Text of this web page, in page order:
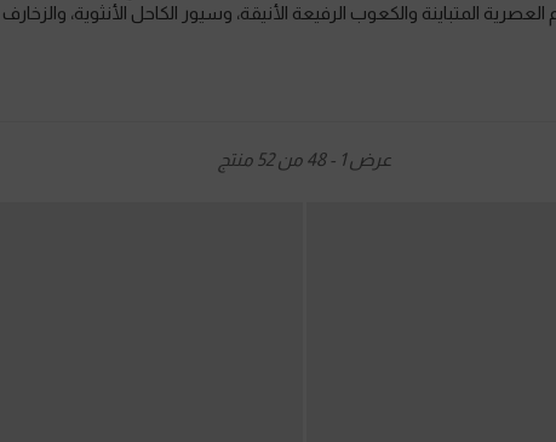
المتباينة والكعوب الرفيعة الأنيقة، وسيور الكاحل الأنثوية، والزخارف
عرض1
-
48 من52 منتج